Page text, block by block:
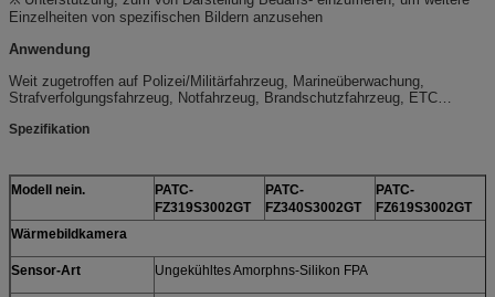
Einzelheiten von spezifischen Bildern anzusehen
Anwendung
Weit zugetroffen auf Polizei/Militärfahrzeug, Marineüberwachung,
Strafverfolgungsfahrzeug, Notfahrzeug, Brandschutzfahrzeug, ETC…
Spezifikation
Modell nein.
PATC-
FZ319S3002GT
PATC-
FZ340S3002GT
PATC-
FZ619S3002GT
Wärmebildkamera
Sensor-Art Ungekühltes Amorphns-Silikon FPA